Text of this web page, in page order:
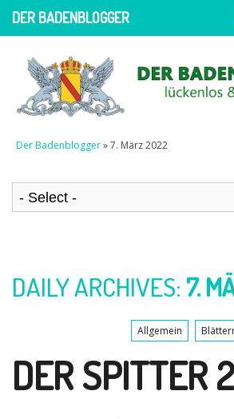
DER BADENBLOGGER
Der Badenblogger» 7. März 2022
DAILY ARCHIVES: 7.
Allgemein
DER SPITTER 2